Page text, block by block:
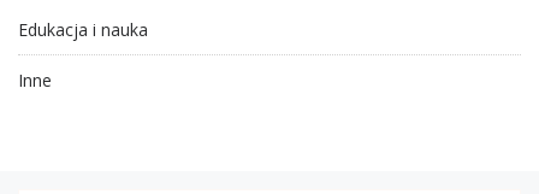
Edukacja i nauka
Inne